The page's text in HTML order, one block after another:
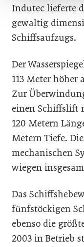
Indutec lieferte
gewaltig
Schiffsaufzugs.
Der
113 Meter höher
Zur
einen Schiffslift
120 Metern
Metern Tiefe.
mechanischen
wiegen
Das
fünfstöckigen
ebenso die
2003 in Betrieb